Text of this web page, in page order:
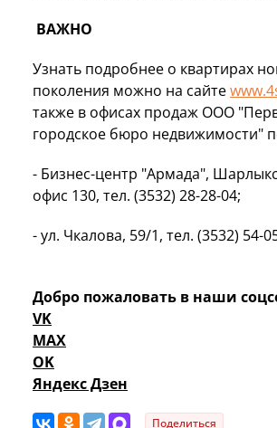
ВАЖНО
Узнать подробнее о квартирах
поколения можно на сайте
также в офисах продаж ООО
городское бюро недвижимости"
- Бизнес-центр "Армада",
офис 130, тел. (3532) 28-28-04;
- ул. Чкалова, 59/1, тел. (3532) 54-
Добро пожаловать в наши
VK
MAX
OK
Яндекс Дзен
Поделиться